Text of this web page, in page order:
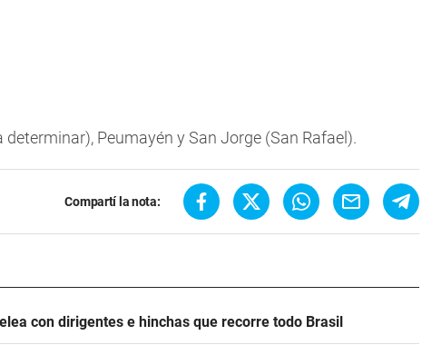
Peumayén y San Jorge (San Rafael).
Compartí la nota:
con dirigentes e hinchas que recorre todo Brasil